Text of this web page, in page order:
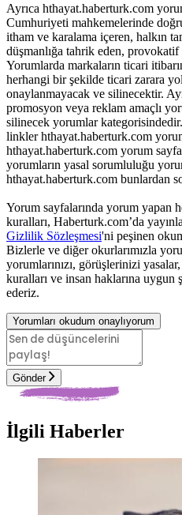
Ayrıca hthayat.haberturk.com
Cumhuriyeti mahkemelerinde
itham ve karalama içeren, halkın
düşmanlığa tahrik eden,
Yorumlarda markaların ticari
herhangi bir şekilde ticari zarara
onaylanmayacak ve silinecektir.
promosyon veya reklam amaçlı
silinecek yorumlar
linkler hthayat.haberturk.com
hthayat.haberturk.com yorum
yorumların yasal sorumluluğu
hthayat.haberturk.com bunlardan
Yorum sayfalarında yorum yapan
kuralları, Haberturk.com’da
Gizlilik Sözleşmesi'ni peşinen
Bizlerle ve diğer okurlarımızla
yorumlarınızı, görüşlerinizi
kuralları ve insan haklarına uygun
ederiz.
Yorumları okudum onaylıyorum
Gönder
İlgili Haberler